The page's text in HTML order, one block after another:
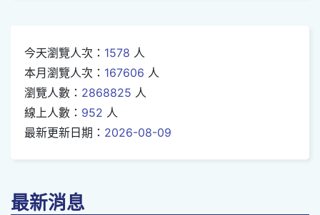
今天瀏覽人次： 1578 人
本月瀏覽人次： 167606 人
瀏覽人數： 2868825 人
線上人數： 952 人
最新更新日期： 2026-08-09
最新消息